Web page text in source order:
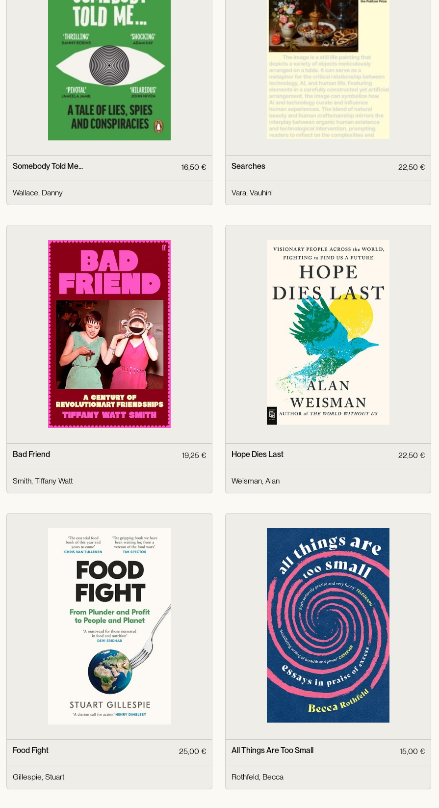
Somebody Told Me... 16,50 €
Wallace, Danny
Searches 22,50 €
Vara, Vauhini
Bad Friend 19,25 €
Smith, Tiffany Watt
Hope Dies Last 22,50 €
Weisman, Alan
Food Fight 25,00 €
Gillespie, Stuart
All Things Are Too Small 15,00 €
Rothfeld, Becca